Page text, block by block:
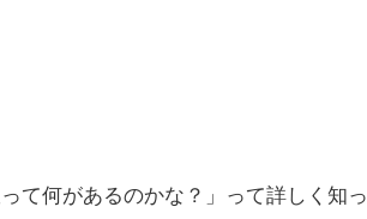
て何があるのかな？」って詳しく知っ